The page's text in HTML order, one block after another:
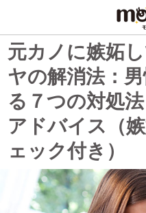
元カノに嫉妬
ヤの解消法：
る７つの対処
アドバイス（
ェック付き）